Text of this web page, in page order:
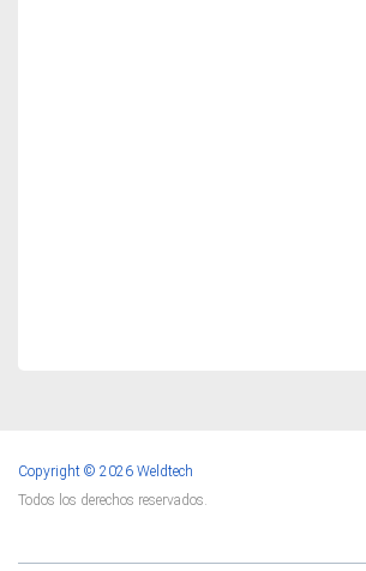
Copyright © 2026 Weldtech
Todos los derechos reservados.